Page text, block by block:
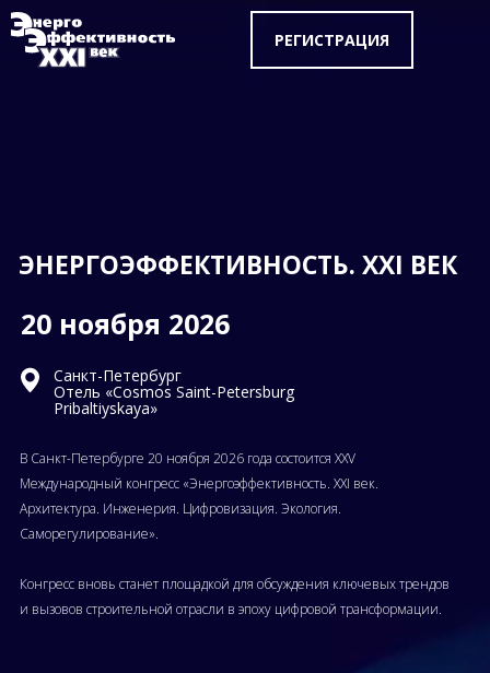
РЕГИСТРАЦИЯ
ЭНЕРГОЭФФЕКТИВНОСТЬ. XXI ВЕК
20 ноября 2026
В Санкт-Петербурге 20 ноября 2026 года состоится XXV
Международный конгресс «Энергоэффективность. XXI век.
Архитектура. Инженерия. Цифровизация. Экология.
Саморегулирование».
Конгресс вновь станет площадкой для обсуждения ключевых трендов
и вызовов строительной отрасли в эпоху цифровой трансформации.
Санкт-Петербург
Отель «Cosmos Saint-Petersburg
Pribaltiyskaya»